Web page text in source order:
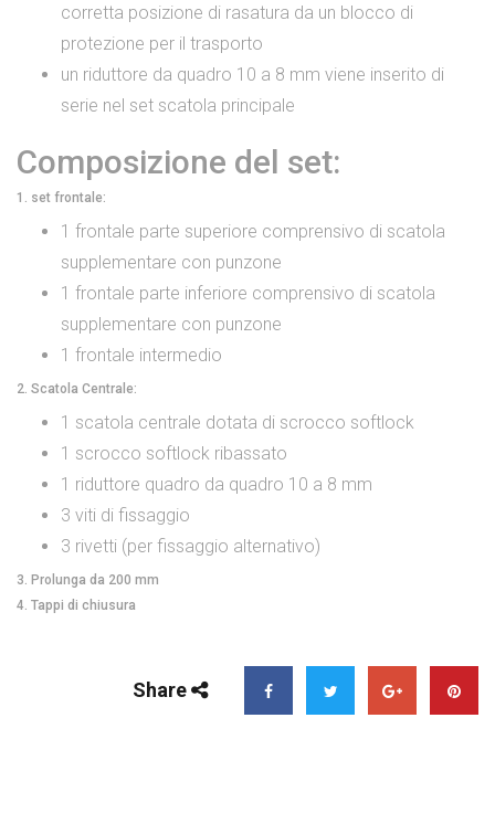
corretta posizione di rasatura da un blocco di
protezione per il trasporto
un riduttore da quadro 10 a 8 mm viene inserito di
serie nel set scatola principale
Composizione del set:
1. set frontale:
1 frontale parte superiore comprensivo di scatola
supplementare con punzone
1 frontale parte inferiore comprensivo di scatola
supplementare con punzone
1 frontale intermedio
2. Scatola Centrale:
1 scatola centrale dotata di scrocco softlock
1 scrocco softlock ribassato
1 riduttore quadro da quadro 10 a 8 mm
3 viti di fissaggio
3 rivetti (per fissaggio alternativo)
3. Prolunga da 200 mm
4. Tappi di chiusura
Share